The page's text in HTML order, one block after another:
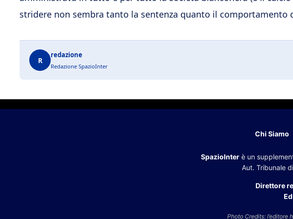
stridere non sembra tanto la sentenza quanto il comportamento
R
redazione
Redazione SpazioInter
Chi Siamo
SpazioInterè un
Aut. Tribunale
Direttore
Photo Credits: l’editore